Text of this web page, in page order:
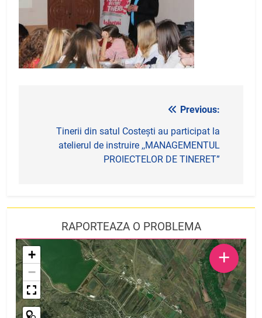
Previous:
Tinerii din satul Costești au participat la
atelierul de instruire ,,MANAGEMENTUL
PROIECTELOR DE TINERET”
RAPORTEAZA O PROBLEMA
+
−
+